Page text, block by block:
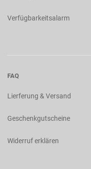
Verfügbarkeitsalarm
FAQ
Lierferung & Versand
Geschenkgutscheine
Widerruf erklären